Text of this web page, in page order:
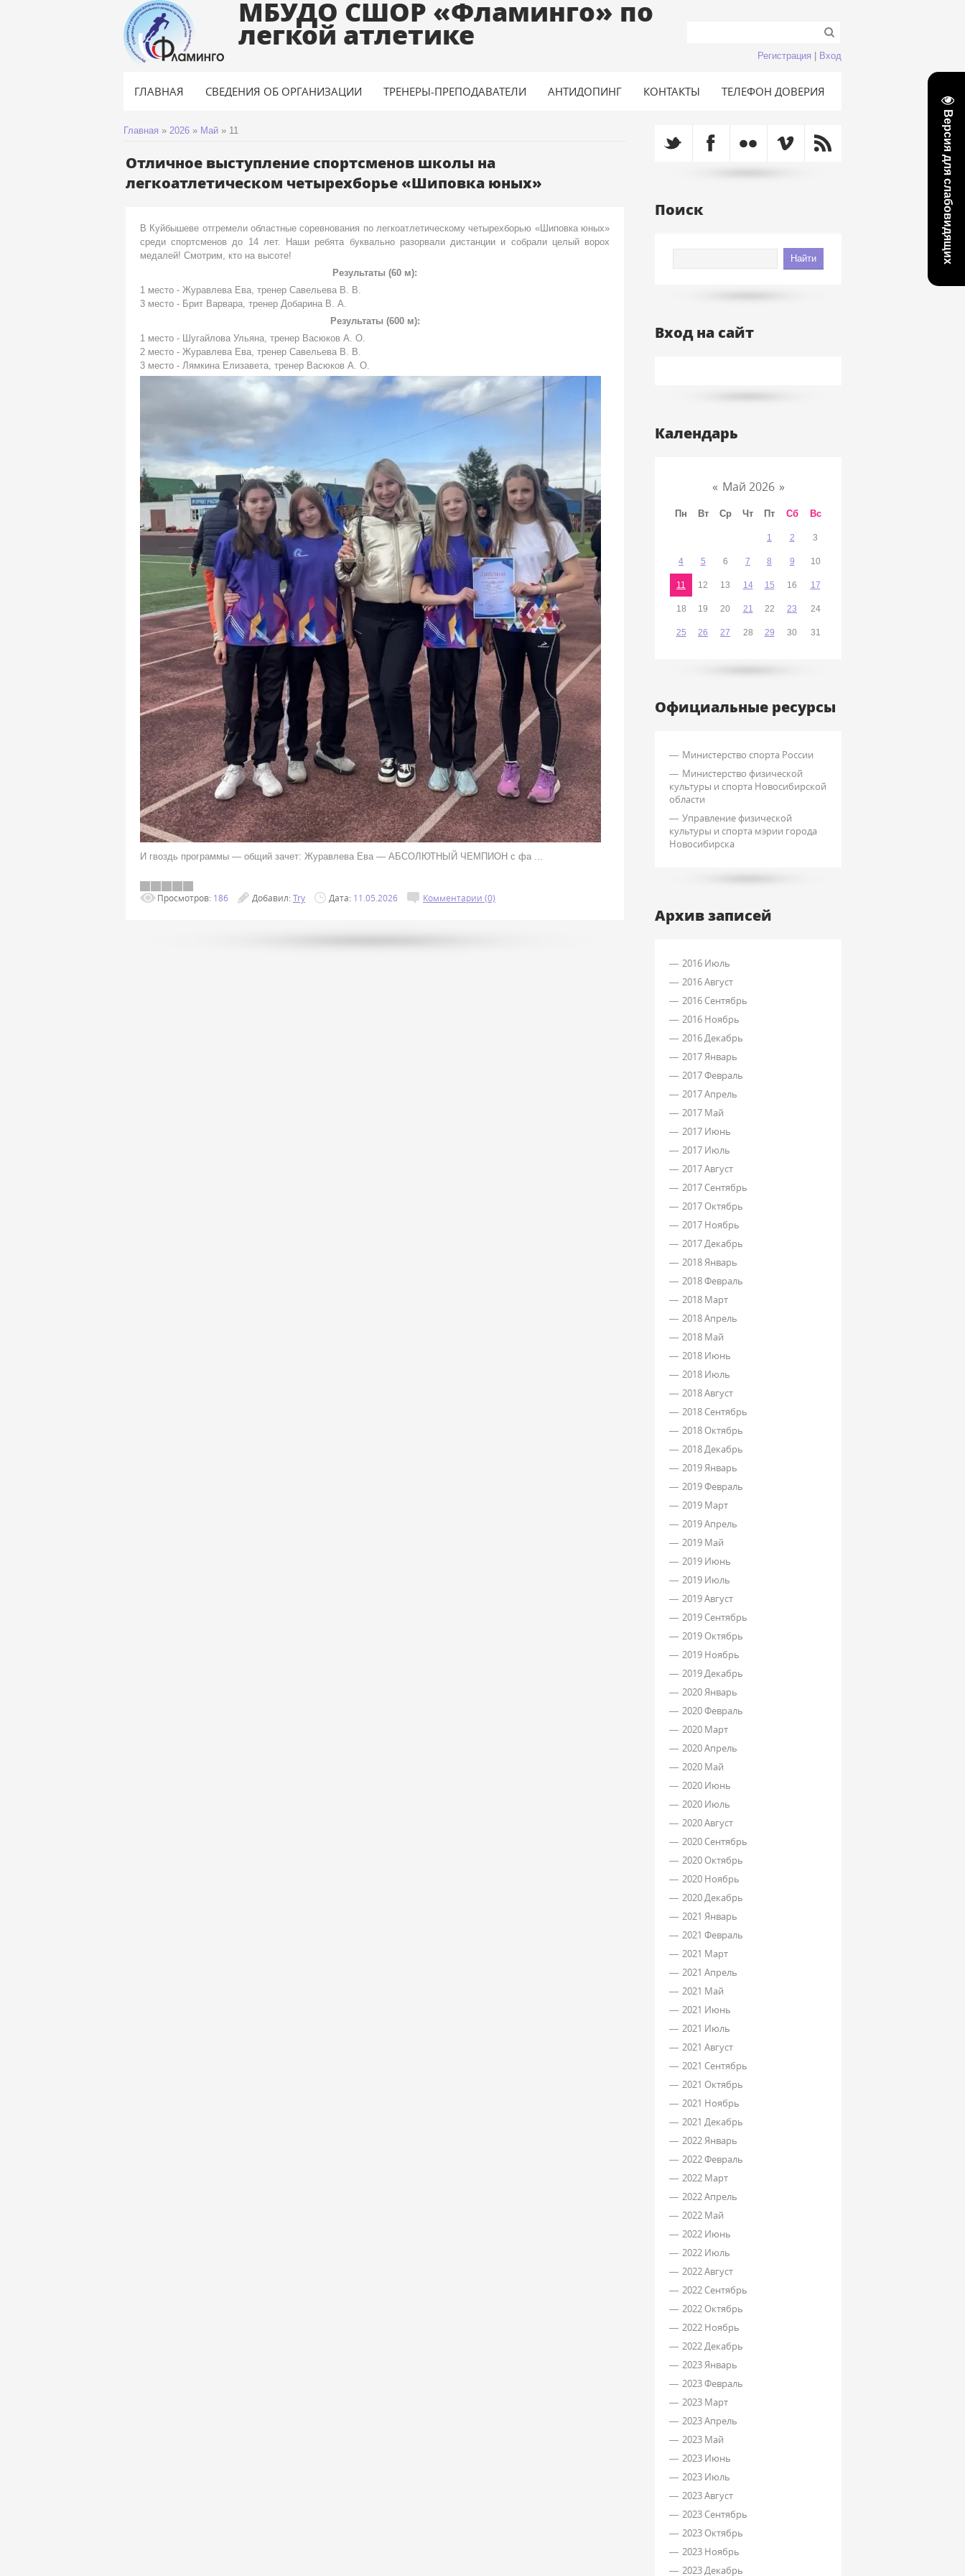
Версия для слабовидящих
МБУДО СШОР «Фламинго» по
легкой атлетике
Регистрация Вход
ГЛАВНАЯ СВЕДЕНИЯ ОБ ОРГАНИЗАЦИИ ТРЕНЕРЫ-ПРЕПОДАВАТЕЛИ АНТИДОПИНГ КОНТАКТЫ ТЕЛЕФОН ДОВЕРИЯ
Главная » 2026 » Май » 11
Отличное выступление спортсменов школы на
легкоатлетическом четырехборье «Шиповка юных»
В Куйбышеве отгремели областные соревнования по легкоатлетическому четырехборью «Шиповка юных»
среди спортсменов до 14 лет. Наши ребята буквально разорвали дистанции и собрали целый ворох
медалей! Смотрим, кто на высоте!
Результаты (60 м):
1 место - Журавлева Ева, тренер Савельева В. В.
3 место - Брит Варвара, тренер Добарина В. А.
Результаты (600 м):
1 место - Шугайлова Ульяна, тренер Васюков А. О.
2 место - Журавлева Ева, тренер Савельева В. В.
3 место - Лямкина Елизавета, тренер Васюков А. О.
И гвоздь программы — общий зачет: Журавлева Ева — АБСОЛЮТНЫЙ ЧЕМПИОН с фа ...
Просмотров: 186 Добавил: Try Дата: 11.05.2026 Комментарии (0)
Поиск
Вход на сайт
Календарь
« Май 2026 »
Пн Вт Ср Чт Пт Сб Вс
1 2 3
4 5 6 7 8 9 10
11 12 13 14 15 16 17
18 19 20 21 22 23 24
25 26 27 28 29 30 31
Официальные ресурсы
Министерство спорта России
Министерство физической
культуры и спорта Новосибирской
области
Управление физической
культуры и спорта мэрии города
Новосибирска
Архив записей
2016 Июль
2016 Август
2016 Сентябрь
2016 Ноябрь
2016 Декабрь
2017 Январь
2017 Февраль
2017 Апрель
2017 Май
2017 Июнь
2017 Июль
2017 Август
2017 Сентябрь
2017 Октябрь
2017 Ноябрь
2017 Декабрь
2018 Январь
2018 Февраль
2018 Март
2018 Апрель
2018 Май
2018 Июнь
2018 Июль
2018 Август
2018 Сентябрь
2018 Октябрь
2018 Декабрь
2019 Январь
2019 Февраль
2019 Март
2019 Апрель
2019 Май
2019 Июнь
2019 Июль
2019 Август
2019 Сентябрь
2019 Октябрь
2019 Ноябрь
2019 Декабрь
2020 Январь
2020 Февраль
2020 Март
2020 Апрель
2020 Май
2020 Июнь
2020 Июль
2020 Август
2020 Сентябрь
2020 Октябрь
2020 Ноябрь
2020 Декабрь
2021 Январь
2021 Февраль
2021 Март
2021 Апрель
2021 Май
2021 Июнь
2021 Июль
2021 Август
2021 Сентябрь
2021 Октябрь
2021 Ноябрь
2021 Декабрь
2022 Январь
2022 Февраль
2022 Март
2022 Апрель
2022 Май
2022 Июнь
2022 Июль
2022 Август
2022 Сентябрь
2022 Октябрь
2022 Ноябрь
2022 Декабрь
2023 Январь
2023 Февраль
2023 Март
2023 Апрель
2023 Май
2023 Июнь
2023 Июль
2023 Август
2023 Сентябрь
2023 Октябрь
2023 Ноябрь
2023 Декабрь